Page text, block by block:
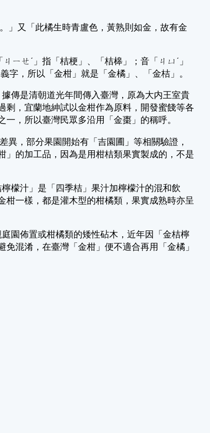
又「此橘生時青盧色，黃熟則如金，故有金
ㄧㄝˊ」指「桔梗」、「桔槔」；音「ㄐㄩˊ」
字，所以「金柑」就是「金橘」、「金桔」。
是清朝道光年間傳入臺灣，原為大内王室貴
剩，宜蘭地紳試以金柑作為原料，開發蜜餞等各
，所以臺灣民眾多沿用「金棗」的稱呼。
，部分果園開始有「吉園圃」等相關驗證，
」的加工品，因為是用柑桔類果實製成的，不是
汁」是「四季桔」果汁加檸檬汁的混和飲
一樣，都是灌木型的柑橘類，果實成熟時亦呈
佈置或柑橘類的矮性砧木，近年因「金桔檸
混淆，在臺灣「金柑」便不適合再用「金橘」